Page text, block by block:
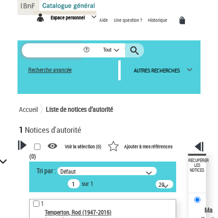
Espace personnel Aide Une question ? Historique
Tout
Recherche avancée AUTRES RECHERCHES
Accueil Liste de notices d’autorité
1 Notices d'autorité
VOTRE RECHERCHE
Recherche avancée dans les
notices d’autorité
Œuvres liées à l'auteur :
Temperton, Rod (1947-2016)
Voir la sélection (0) Ajouter à mes références
(0)
Tri par : Défaut
sur 1
20
résultats/page
1
Temperton, Rod (1947-2016)
RÉCUPÉRER
LES
NOTICES
Ma
Panneau de gestion des cookies